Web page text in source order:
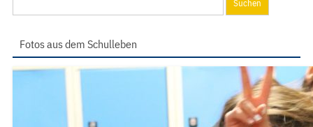
nach:
Fotos aus dem Schulleben